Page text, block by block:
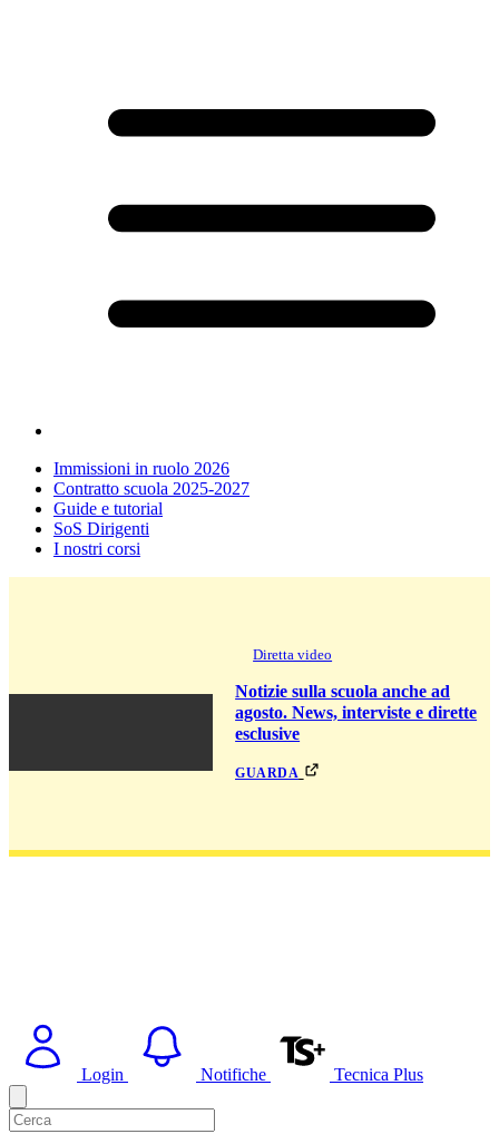
Immissioni in ruolo 2026
Contratto scuola 2025-2027
Guide e tutorial
SoS Dirigenti
I nostri corsi
Diretta video
Notizie sulla scuola anche ad
agosto. News, interviste e dirette
esclusive
guarda
Login Notifiche Tecnica Plus